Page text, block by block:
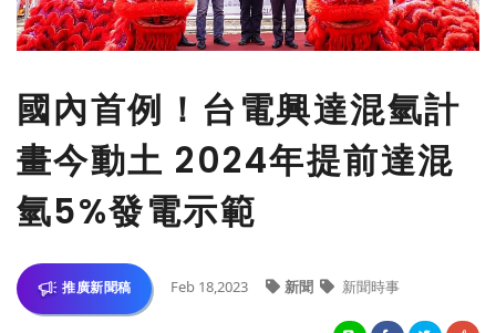
國內首例！台電興達混氫計
畫今動土 2024年提前達混
氫5%發電示範
推廣新聞稿 Feb 18,2023 新聞 新聞時事